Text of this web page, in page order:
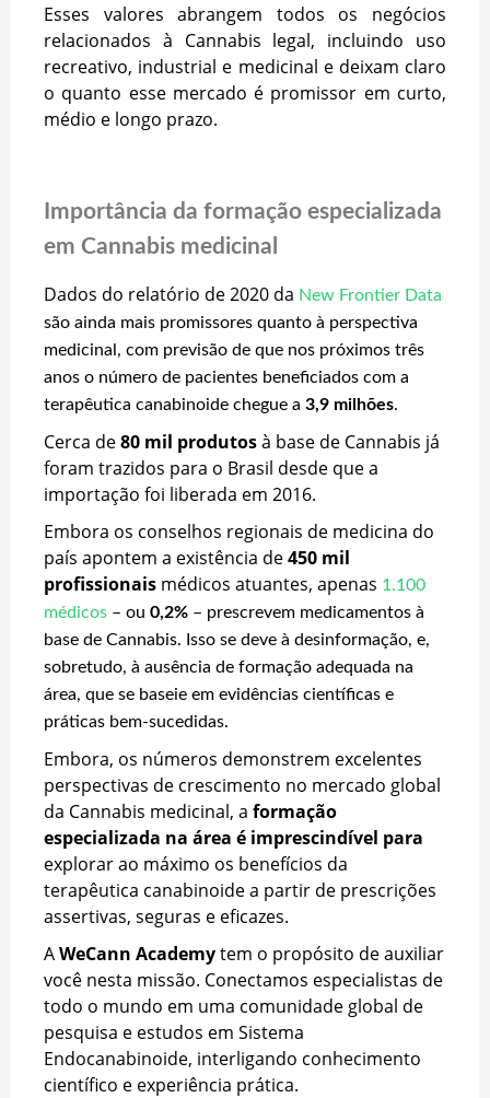
Esses valores abrangem todos os negócios
relacionados à Cannabis legal, incluindo uso
recreativo, industrial e medicinal e deixam claro
o quanto esse mercado é promissor em curto,
médio e longo prazo.
Importância da formação especializada
em Cannabis medicinal
Dados do relatório de 2020 da New Frontier Data
são ainda mais promissores quanto à perspectiva
medicinal, com previsão de que nos próximos três
anos o número de pacientes beneficiados com a
terapêutica canabinoide chegue a 3,9 milhões.
Cerca de80 mil produtosà base de Cannabis já
foram trazidos para o Brasil desde que a
importação foi liberada em 2016.
Embora os conselhos regionais de medicina do
país apontem a existência de450 mil
profissionais médicos atuantes, apenas 1.100
médicos – ou 0,2% – prescrevem medicamentos à
base de Cannabis. Isso se deve à desinformação, e,
sobretudo, à ausência de formação adequada na
área, que se baseie em evidências científicas e
práticas bem-sucedidas.
Embora, os números demonstrem excelentes
perspectivas de crescimento no mercado global
da Cannabis medicinal, a formação
especializada na área é imprescindível para
explorar ao máximo os benefícios da
terapêutica canabinoide a partir de prescrições
assertivas, seguras e eficazes.
AWeCann Academytem o propósito de auxiliar
você nesta missão. Conectamos especialistas de
todo o mundo em uma comunidade global de
pesquisa e estudos em Sistema
Endocanabinoide, interligando conhecimento
científico e experiência prática.